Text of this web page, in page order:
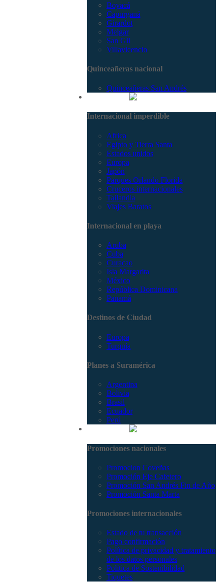
Boyacá
Capurganá
Girardot
Melgar
San Gil
Villavicencio
Quinceañeras nacional
Quinceañeras San Andrés
Internacional imperdible
Africa
Egipto y Tierra Santa
Estados unidos
Europa
Japón
Parques Orlando Florida
Cruceros internacionales
Tailandia
Viajes Baratos
Internacional en playa
Aruba
Cuba
Curacao
Isla Margarita
México
República Dominicana
Panamá
Destinos de Ciudad
Europa
Turquía
Planes a Suramérica
Argentina
Bolivia
Brasil
Ecuador
Perú
Promociones nacionales
Promocion Coveñas
Promoción Eje Cafetero
Promoción San Andrés Fin de Año
Promoción Santa Marta
Promociones internacionales
Estado de tu transacción
Pago confirmación
Política de privacidad y tratamiento
de los datos personales
Política de Sostenibilidad
Tiquetes